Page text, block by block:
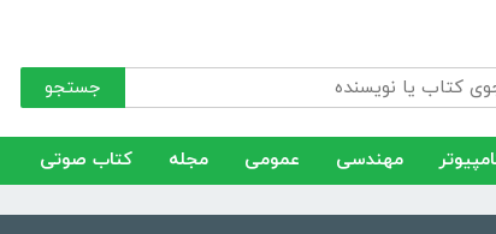
جستجو
مهندسی عمومی مجله کتاب صوتی